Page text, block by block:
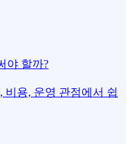
야 할까?
비용, 운영 관점에서 쉽